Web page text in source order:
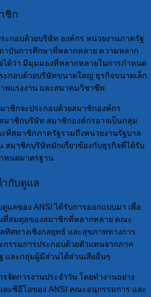
ชิก
ะกอบด้วยบริษัท องค์กร หน่วยงานภาครัฐ
าบันการศึกษาที่หลากหลาย ความหลาก
ได้ว่า มีมุมมองที่หลากหลายในการกำหนด
ะกอบด้วยบริษัทขนาดใหญ่ ธุรกิจขนาดเล็ก
พแรงงาน และสมาคมวิชาชีพ
าชิกจะประกอบด้วยสมาชิกองค์กร
มาชิกบริษัท สมาชิกองค์กรอาจเป็นกลุ่ม
ที่สมาชิกภาครัฐรวมถึงหน่วยงานรัฐบาล
สมาชิกบริษัทมักเกี่ยวข้องกับธุรกิจที่ได้รับ
หนดมาตรฐาน
ำกับดูแล
แลของ ANSI ได้รับการออกแบบมา เพื่อ
ที่สมดุลของสมาชิกที่หลากหลาย คณะ
ทิศทางเชิงกลยุทธ์ และสุขภาพทางการ
กรรมการประกอบด้วยตัวแทนจากภาค
และกลุ่มผู้มีส่วนได้ส่วนเสียอื่นๆ
จัดการงานประจำวัน โดยทำงานอย่าง
ะซีอีโอของ ANSI คณะอนุกรรมการ และ